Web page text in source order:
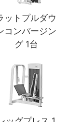
ットプルダウ
コンバージン
グ 1台